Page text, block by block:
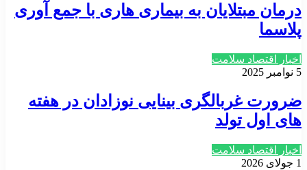
درمان مبتلایان به بیماری هاری با جمع آوری
پلاسما
اخبار اقتصاد سلامت
5 نوامبر 2025
ضرورت غربالگری بینایی نوزادان در هفته
های اول تولد
اخبار اقتصاد سلامت
1 جولای 2026